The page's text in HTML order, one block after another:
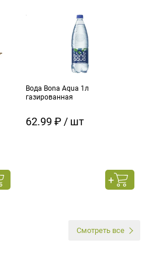
Вода Bona Aqua 1л
газированная
62.99 ₽ / шт
Смотреть все